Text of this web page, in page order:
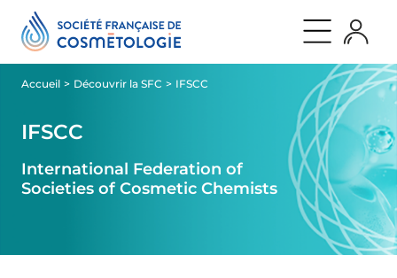
contenu
QUI SOMMES NOUS
retour
sommes
nous
Découvrir
SFC
Nos
Promouvoir
recherche
NOS ÉVÈNEMENTS
retour
évènements
Nos
évènements
Symposium
SFC
LES
JEUDIS
SFC
retour
Journal
Accueil Découvrir la SFC IFSCC
IFSCC
International Federation of
Societies of Cosmetic Chemists